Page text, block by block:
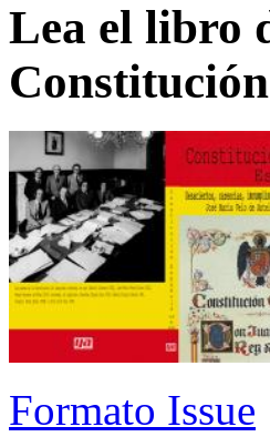
Lea el libro
Constitución
Formato Issue